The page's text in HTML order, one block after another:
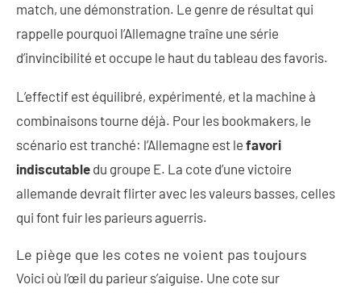
match, une démonstration. Le genre de résultat qui
rappelle pourquoi l’Allemagne traîne une série
d’invincibilité et occupe le haut du tableau des favoris.
L’effectif est équilibré, expérimenté, et la machine à
combinaisons tourne déjà. Pour les bookmakers, le
scénario est tranché: l’Allemagne est le favori
indiscutable du groupe E. La cote d’une victoire
allemande devrait flirter avec les valeurs basses, celles
qui font fuir les parieurs aguerris.
Le piège que les cotes ne voient pas toujours
Voici où l’œil du parieur s’aiguise. Une cote sur